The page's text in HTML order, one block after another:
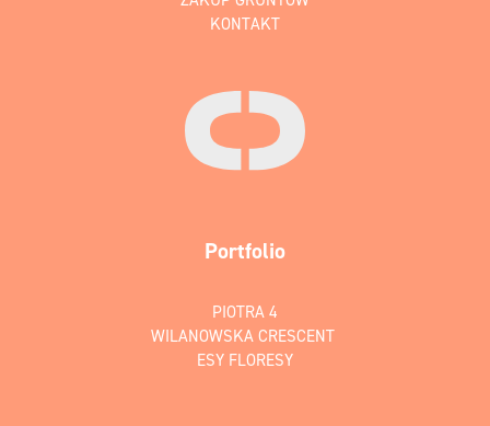
KONTAKT
Portfolio
PIOTRA 4
WILANOWSKA CRESCENT
ESY FLORESY